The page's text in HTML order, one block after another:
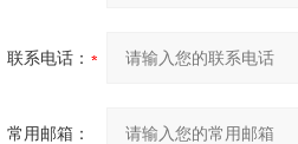
联系电话：
常用邮箱：